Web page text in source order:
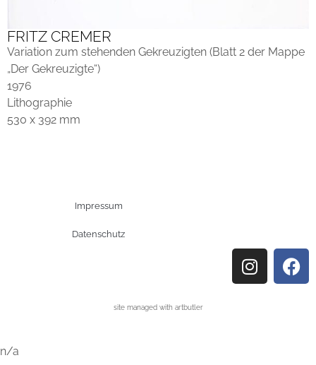
FRITZ CREMER
Variation zum stehenden Gekreuzigten (Blatt 2 der Mappe
„Der Gekreuzigte“)
1976
Lithographie
530 x 392 mm
Impressum
Datenschutz
site managed with artbutler
n/a